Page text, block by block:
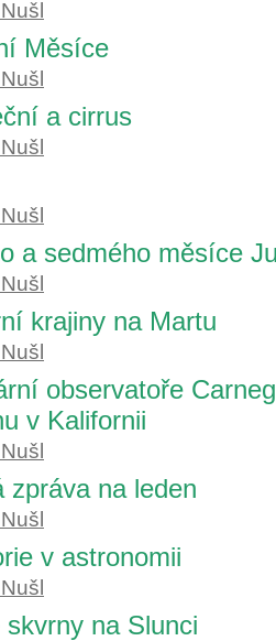
Měsíce
a cirrus
a sedmého měsíce
krajiny na Martu
observatoře
v Kalifornii
zpráva na leden
v astronomii
na Slunci